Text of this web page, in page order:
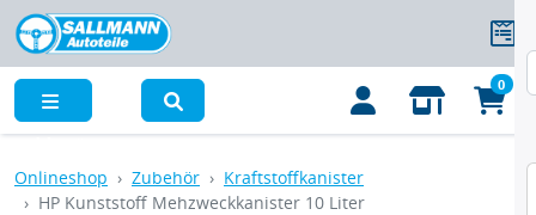
0
Onlineshop Zubehör
Kraftstoffkanister
HP Kunststoff Mehzweckkanister 10 Liter